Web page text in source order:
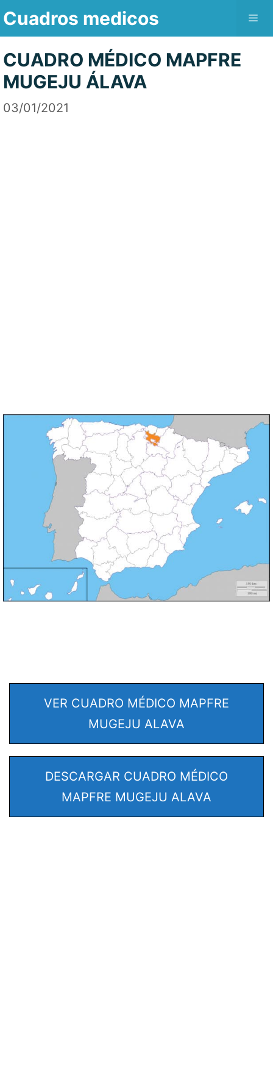
Saltar
contenido
Cuadros medicos
CUADRO MÉDICO MAPFRE
MUGEJU ÁLAVA
03/01/2021
VER CUADRO MÉDICO MAPFRE
MUGEJU ALAVA
DESCARGAR CUADRO MÉDICO
MAPFRE MUGEJU ALAVA